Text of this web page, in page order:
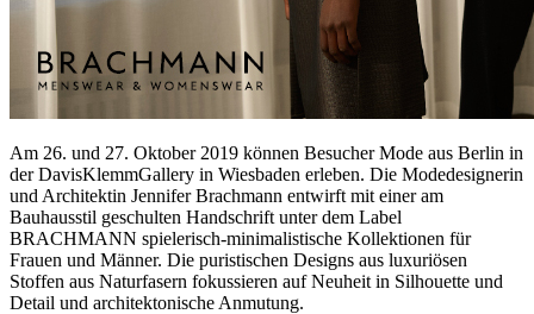
Am 26. und 27. Oktober 2019 können Besucher Mode aus Berlin in
der DavisKlemmGallery in Wiesbaden erleben. Die Modedesignerin
und Architektin Jennifer Brachmann entwirft mit einer am
Bauhausstil geschulten Handschrift unter dem Label
BRACHMANN spielerisch-minimalistische Kollektionen für
Frauen und Männer. Die puristischen Designs aus luxuriösen
Stoffen aus Naturfasern fokussieren auf Neuheit in Silhouette und
Detail und architektonische Anmutung.